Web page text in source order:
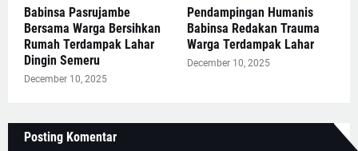
Babinsa Pasrujambe
Bersama Warga Bersihkan
Rumah Terdampak Lahar
Dingin Semeru
December 10, 2025
Pendampingan Humanis
Babinsa Redakan Trauma
Warga Terdampak Lahar
December 10, 2025
Posting Komentar